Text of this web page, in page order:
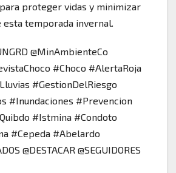
proteger vidas y minimizar
esta temporada invernal.
@MinAmbienteCo
#Choco #AlertaRoja
#GestionDelRiesgo
#Inundaciones #Prevencion
#Istmina #Condoto
#Cepeda #Abelardo
@DESTACAR @SEGUIDORES